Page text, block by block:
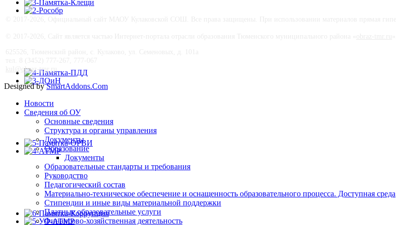
kul@obraz-tmr.ru
Designed bySmartAddons.Com
Новости
Сведения об ОУ
Основные сведения
Структура и органы управления
Документы
Образование
Документы
Образовательные стандарты и требования
Руководство
Педагогический состав
Материально-техническое обеспечение и оснащенность образовательного процесса. Доступная среда
Стипендии и иные виды материальной поддержки
Платные образовательные услуги
Финансово-хозяйственная деятельность